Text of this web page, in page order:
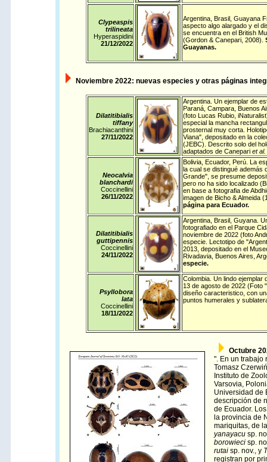
Clypeaspis
trilineata
Hyperaspidini
21/12/2022
Argentina, Brasil, Guayana
aspecto algo alargado y el
se encuentra en el British
(Gordon & Canepari, 2008).
Guayanas.
Noviembre 2022: nuevas especies y otras páginas
Dilatitibialis
tiffany
Brachiacanthini
27/11/2022
Argentina. Un ejemplar de
Paraná, Campara, Buenos
(foto Lucas Rubio, iNaturalist
especial la mancha
prosternal muy corta.
Viana", depositado en la
(JEBC). Descrito solo del
adaptados de Canepari et al.
Neocalvia
blanchardi
Coccinellini
26/11/2022
Bolivia, Ecuador, Perú. La
la cual se distingué además
Grande", se presume
pero no ha sido localizado
en base a fotografia de
imagen de Bicho & Almeida
página para Ecuador.
Dilatitibialis
guttipennis
Coccinellini
24/11/2022
Argentina, Brasil, Guyana.
fotografiado en el Parque
noviembre de 2022 (foto
especie. Lectotipo de
2013, depositado en el
Rivadavia, Buenos Aires,
especie.
Psyllobora
lata
Coccinellini
18/11/2022
Colombia. Un lindo ejemplar
13 de agosto de 2022 (Foto
diseño caracteristico, con
puntos humerales y
Octubre
". En un trabajo
Tomasz
Instituto de
Varsovia,
Universidad de
descripción de
de Ecuador.
la provincia de
mariquitas, de
yanayacu sp.
borowieci sp.
rutai sp. nov., y
registran por